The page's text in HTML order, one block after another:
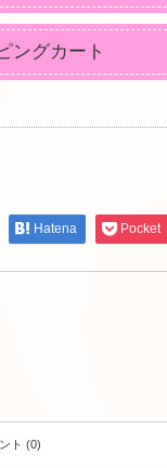
ングカート
Hatena Pocket
ト (0)